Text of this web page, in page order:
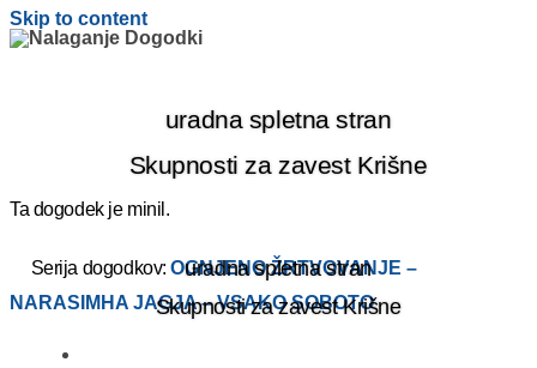
Skip to content
uradna spletna stran
Skupnosti za zavest Krišne
uradna spletna stran
Skupnosti za zavest Krišne
Ta dogodek je minil.
Serija dogodkov:OGNJENO ŽRTVOVANJE –
NARASIMHA JAGJA – VSAKO SOBOTO